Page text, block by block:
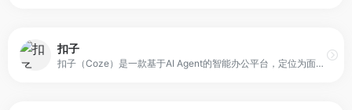
扣子
扣子（Coze）是一款基于AI Agent的智能办公平台，定位为面向个人与企业的“一体化生产力工具”。它将AI写作、PPT生成、网页开发、AI设计等功能整合在同一个平台中，旨在为用户提供高效、安全、便捷的智能办公体验。